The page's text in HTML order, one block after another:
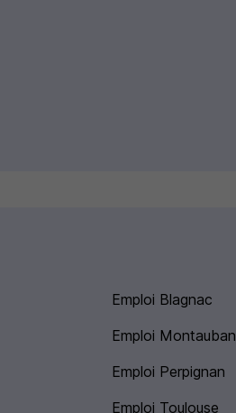
Emploi Blagnac
Emploi Montauban
Emploi Perpignan
Emploi Toulouse